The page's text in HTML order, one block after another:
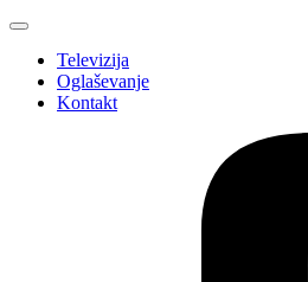
Televizija
Oglaševanje
Kontakt